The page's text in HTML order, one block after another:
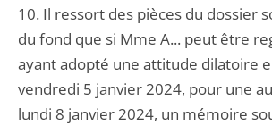
10. Il ressort des pièces du dossier
du fond que si Mme A... peut être
ayant adopté une attitude dilatoire
vendredi 5 janvier 2024, pour une
lundi 8 janvier 2024, un mémoire